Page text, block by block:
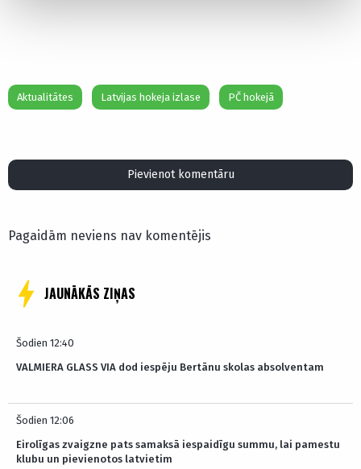
Aktualitātes Latvijas hokeja izlase PČ hokejā
Pievienot komentāru
Pagaidām neviens nav komentējis
JAUNĀKĀS ZIŅAS
Šodien 12:40
VALMIERA GLASS VIA dod iespēju Bertānu skolas absolventam
Šodien 12:06
Eirolīgas zvaigzne pats samaksā iespaidīgu summu, lai pamestu
klubu un pievienotos latvietim